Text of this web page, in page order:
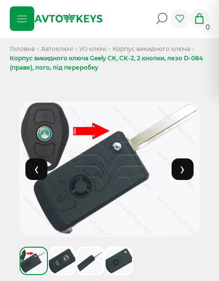
0
Головна Автоключі Усі ключі
Корпус викидного ключа
Корпус викидного ключа Geely CK, CK-2, 2 кнопки, лезо D-084
(праве), лого, під переробку